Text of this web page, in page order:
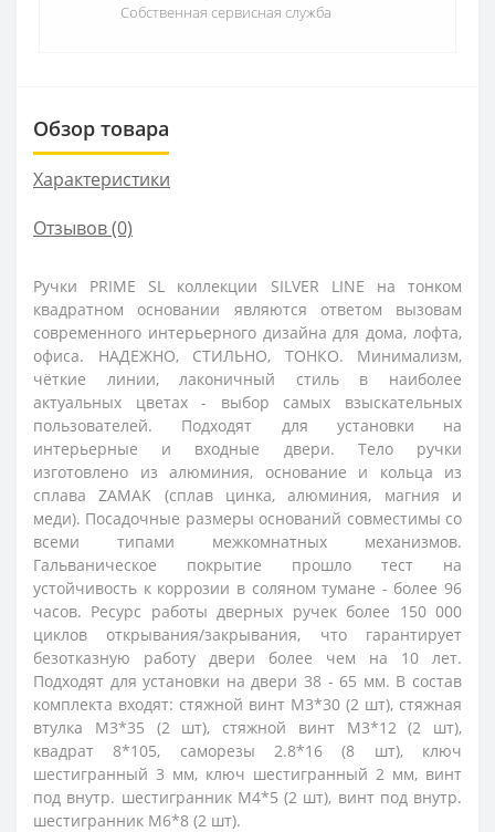
Собственная сервисная служба
Обзор товара
Характеристики
Отзывов (0)
Ручки PRIME SL коллекции SILVER LINE на тонком
квадратном основании являются ответом вызовам
современного интерьерного дизайна для дома, лофта,
офиса. НАДЕЖНО, СТИЛЬНО, ТОНКО. Минимализм,
чёткие линии, лаконичный стиль в наиболее
актуальных цветах - выбор самых взыскательных
пользователей. Подходят для установки на
интерьерные и входные двери. Тело ручки
изготовлено из алюминия, основание и кольца из
сплава ZAMAK (сплав цинка, алюминия, магния и
меди). Посадочные размеры оснований совместимы со
всеми типами межкомнатных механизмов.
Гальваническое покрытие прошло тест на
устойчивость к коррозии в соляном тумане - более 96
часов. Ресурс работы дверных ручек более 150 000
циклов открывания/закрывания, что гарантирует
безотказную работу двери более чем на 10 лет.
Подходят для установки на двери 38 - 65 мм. В состав
комплекта входят: стяжной винт М3*30 (2 шт), стяжная
втулка М3*35 (2 шт), стяжной винт М3*12 (2 шт),
квадрат 8*105, саморезы 2.8*16 (8 шт), ключ
шестигранный 3 мм, ключ шестигранный 2 мм, винт
под внутр. шестигранник М4*5 (2 шт), винт под внутр.
шестигранник М6*8 (2 шт).